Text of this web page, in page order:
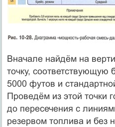
Вначале найдём на
точку, соответствующую
5000 футов и
Проведём из этой точки
до пересечения с
резервом топлива и без